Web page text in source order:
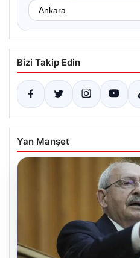
Bizi Takip Edin
Yan Manşet